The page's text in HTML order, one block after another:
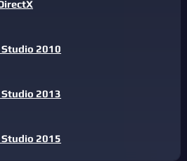
2010
2013
2015